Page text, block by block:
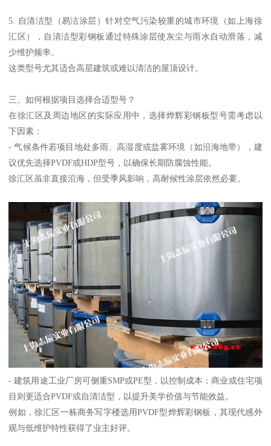
5. 自清洁型（易洁涂层）针对空气污染较重的城市环境（如上海徐
汇区），自清洁型彩钢板通过特殊涂层使灰尘与雨水自动滑落，减
少维护频率。
这类型号尤其适合高层建筑或难以清洁的屋顶设计。
三、如何根据项目选择合适型号？
在徐汇区及周边地区的实际应用中，选择烨辉彩钢板型号需考虑以
下因素：
- 气候条件若项目地处多雨、高湿度或盐雾环境（如沿海地带），建
议优先选择PVDF或HDP型号，以确保长期防腐蚀性能。
徐汇区虽非直接沿海，但受季风影响，高耐候性涂层依然必要。
- 建筑用途工业厂房可侧重SMP或PE型，以控制成本；商业或住宅项
目则更适合PVDF或自清洁型，以提升美学价值与节能效益。
例如，徐汇区一栋商务写字楼选用PVDF型烨辉彩钢板，其现代感外
观与低维护特性获得了业主好评。